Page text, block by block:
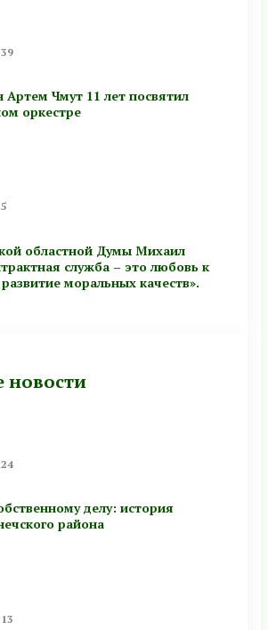
Артем Чмут 11 лет посвятил
оркестре
областной Думы Михаил
служба – это любовь к
моральных качеств».
новости
делу: история
района